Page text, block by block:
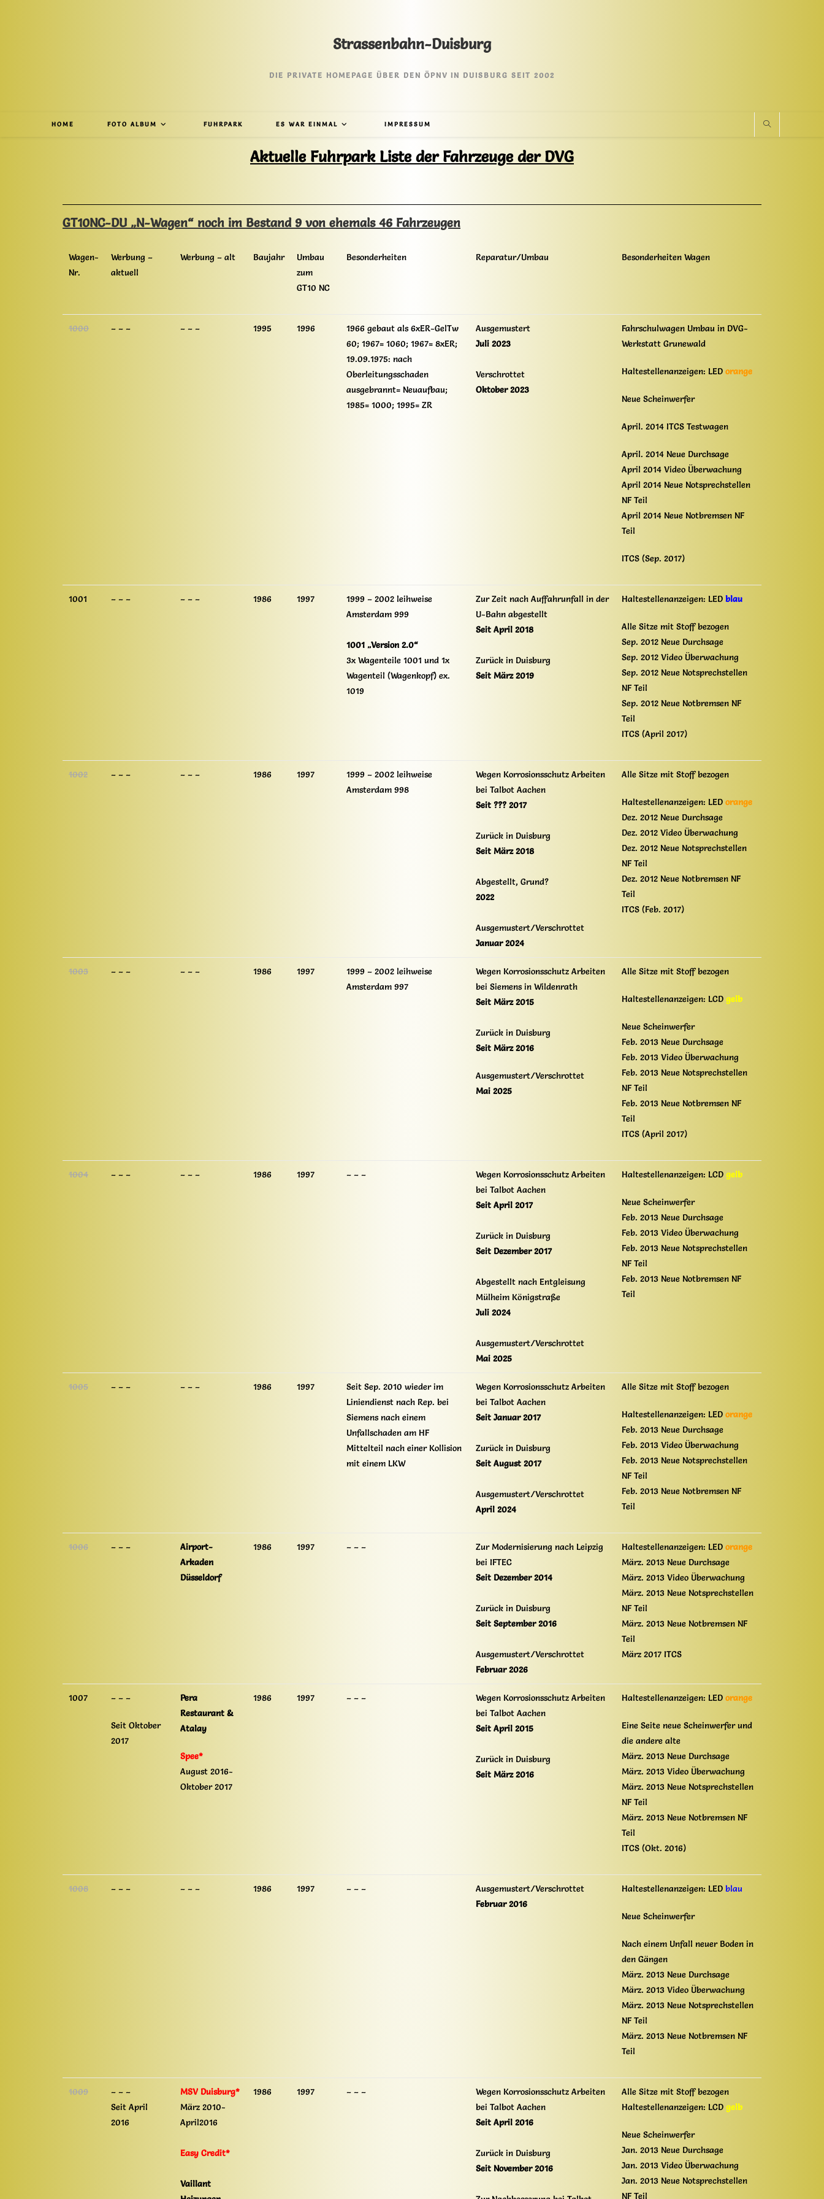
Strassenbahn-Duisburg
DIE PRIVATE HOMEPAGE ÜBER DEN ÖPNV IN DUISBURG SEIT 2002
HOME FOTO ALBUM FUHRPARK ES WAR EINMAL IMPRESSUM
Aktuelle Fuhrpark Liste der Fahrzeuge der DVG
GT10NC-DU „N-Wagen“ noch im Bestand 9 von ehemals 46 Fahrzeugen
Wagen-
Nr.
Werbung –
aktuell
Werbung – alt Baujahr
Umbau
zum
GT10 NC
Besonderheiten Reparatur/Umbau Besonderheiten Wagen
1000 – – – – – – 1995 1996
1966 gebaut als 6xER-GelTw
60; 1967= 1060; 1967= 8xER;
19.09.1975: nach
Oberleitungsschaden
ausgebrannt= Neuaufbau;
1985= 1000; 1995= ZR
Ausgemustert
Juli 2023
Verschrottet
Oktober 2023
Fahrschulwagen Umbau in DVG-
Werkstatt Grunewald
Haltestellenanzeigen: LED orange
Neue Scheinwerfer
April. 2014 ITCS Testwagen
April. 2014 Neue Durchsage
April 2014 Video Überwachung
April 2014 Neue Notsprechstellen
NF Teil
April 2014 Neue Notbremsen NF
Teil
ITCS (Sep. 2017)
1001 – – – – – – 1986 1997
1999 – 2002 leihweise
Amsterdam 999
1001 „Version 2.0“
3x Wagenteile 1001 und 1x
Wagenteil (Wagenkopf) ex.
1019
Zur Zeit nach Auffahrunfall in der
U-Bahn abgestellt
Seit April 2018
Zurück in Duisburg
Seit März 2019
Haltestellenanzeigen: LED blau
Alle Sitze mit Stoff bezogen
Sep. 2012 Neue Durchsage
Sep. 2012 Video Überwachung
Sep. 2012 Neue Notsprechstellen
NF Teil
Sep. 2012 Neue Notbremsen NF
Teil
ITCS (April 2017)
1002 – – – – – – 1986 1997
1999 – 2002 leihweise
Amsterdam 998
Wegen Korrosionsschutz Arbeiten
bei Talbot Aachen
Seit ??? 2017
Zurück in Duisburg
Seit März 2018
Abgestellt, Grund?
2022
Ausgemustert/Verschrottet
Januar 2024
Alle Sitze mit Stoff bezogen
Haltestellenanzeigen: LED orange
Dez. 2012 Neue Durchsage
Dez. 2012 Video Überwachung
Dez. 2012 Neue Notsprechstellen
NF Teil
Dez. 2012 Neue Notbremsen NF
Teil
ITCS (Feb. 2017)
1003 – – – – – – 1986 1997
1999 – 2002 leihweise
Amsterdam 997
Wegen Korrosionsschutz Arbeiten
bei Siemens in Wildenrath
Seit März 2015
Zurück in Duisburg
Seit März 2016
Ausgemustert/Verschrottet
Mai 2025
Alle Sitze mit Stoff bezogen
Haltestellenanzeigen: LCD gelb
Neue Scheinwerfer
Feb. 2013 Neue Durchsage
Feb. 2013 Video Überwachung
Feb. 2013 Neue Notsprechstellen
NF Teil
Feb. 2013 Neue Notbremsen NF
Teil
ITCS (April 2017)
1004 – – – – – – 1986 1997 – – –
Wegen Korrosionsschutz Arbeiten
bei Talbot Aachen
Seit April 2017
Zurück in Duisburg
Seit Dezember 2017
Abgestellt nach Entgleisung
Mülheim Königstraße
Juli 2024
Ausgemustert/Verschrottet
Mai 2025
Haltestellenanzeigen: LCD gelb
Neue Scheinwerfer
Feb. 2013 Neue Durchsage
Feb. 2013 Video Überwachung
Feb. 2013 Neue Notsprechstellen
NF Teil
Feb. 2013 Neue Notbremsen NF
Teil
1005 – – – – – – 1986 1997
Seit Sep. 2010 wieder im
Liniendienst nach Rep. bei
Siemens nach einem
Unfallschaden am HF
Mittelteil nach einer Kollision
mit einem LKW
Wegen Korrosionsschutz Arbeiten
bei Talbot Aachen
Seit Januar 2017
Zurück in Duisburg
Seit August 2017
Ausgemustert/Verschrottet
April 2024
Alle Sitze mit Stoff bezogen
Haltestellenanzeigen: LED orange
Feb. 2013 Neue Durchsage
Feb. 2013 Video Überwachung
Feb. 2013 Neue Notsprechstellen
NF Teil
Feb. 2013 Neue Notbremsen NF
Teil
1006 – – –
Airport-
Arkaden
Düsseldorf
1986 1997 – – –
Zur Modernisierung nach Leipzig
bei IFTEC
Seit Dezember 2014
Zurück in Duisburg
Seit September 2016
Ausgemustert/Verschrottet
Februar 2026
Haltestellenanzeigen: LED orange
März. 2013 Neue Durchsage
März. 2013 Video Überwachung
März. 2013 Neue Notsprechstellen
NF Teil
März. 2013 Neue Notbremsen NF
Teil
März 2017 ITCS
1007 – – –
Seit Oktober
2017
Pera
Restaurant &
Atalay
Spee*
August 2016-
Oktober 2017
1986 1997 – – –
Wegen Korrosionsschutz Arbeiten
bei Talbot Aachen
Seit April 2015
Zurück in Duisburg
Seit März 2016
Haltestellenanzeigen: LED orange
Eine Seite neue Scheinwerfer und
die andere alte
März. 2013 Neue Durchsage
März. 2013 Video Überwachung
März. 2013 Neue Notsprechstellen
NF Teil
März. 2013 Neue Notbremsen NF
Teil
ITCS (Okt. 2016)
1008 – – – – – – 1986 1997 – – –
Ausgemustert/Verschrottet
Februar 2016
Haltestellenanzeigen: LED blau
Neue Scheinwerfer
Nach einem Unfall neuer Boden in
den Gängen
März. 2013 Neue Durchsage
März. 2013 Video Überwachung
März. 2013 Neue Notsprechstellen
NF Teil
März. 2013 Neue Notbremsen NF
Teil
1009
– – –
Seit April
2016
MSV Duisburg*
März 2010-
April2016
Easy Credit*
Vaillant
1986 1997 – – –
Wegen Korrosionsschutz Arbeiten
bei Talbot Aachen
Seit April 2016
Zurück in Duisburg
Seit November 2016
Alle Sitze mit Stoff bezogen
Haltestellenanzeigen: LCD gelb
Neue Scheinwerfer
Jan. 2013 Neue Durchsage
Jan. 2013 Video Überwachung
Jan. 2013 Neue Notsprechstellen
NF Teil